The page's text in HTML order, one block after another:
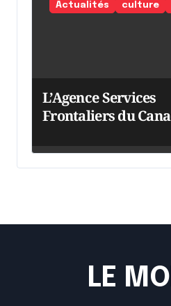
Actualités culture
L’Agence Services
Frontaliers du
LE